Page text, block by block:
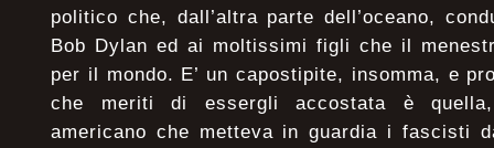
politico che, dall’altra parte dell’oceano,
Bob Dylan ed ai moltissimi figli che il
per il mondo. E’ un capostipite, insomma, e
che meriti di essergli accostata è
americano che metteva in guardia i fascisti